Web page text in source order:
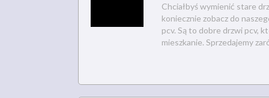
Chciałbyś wymienić stare
koniecznie zobacz do
pcv. Są to dobre drzwi pcv,
mieszkanie. Sprzedajemy